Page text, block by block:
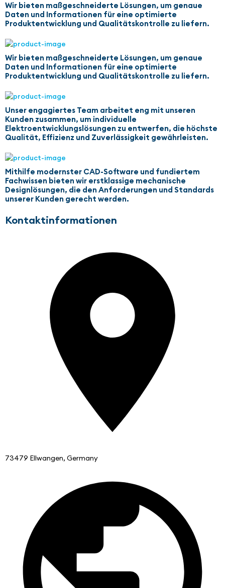
Wir bieten maßgeschneiderte Lösungen, um genaue
Daten und Informationen für eine optimierte
Produktentwicklung und Qualitätskontrolle zu liefern.
Wir bieten maßgeschneiderte Lösungen, um genaue
Daten und Informationen für eine optimierte
Produktentwicklung und Qualitätskontrolle zu liefern.
Unser engagiertes Team arbeitet eng mit unseren
Kunden zusammen, um individuelle
Elektroentwicklungslösungen zu entwerfen, die höchste
Qualität, Effizienz und Zuverlässigkeit gewährleisten.
Mithilfe modernster CAD-Software und fundiertem
Fachwissen bieten wir erstklassige mechanische
Designlösungen, die den Anforderungen und Standards
unserer Kunden gerecht werden.
Kontaktinformationen
73479 Ellwangen, Germany